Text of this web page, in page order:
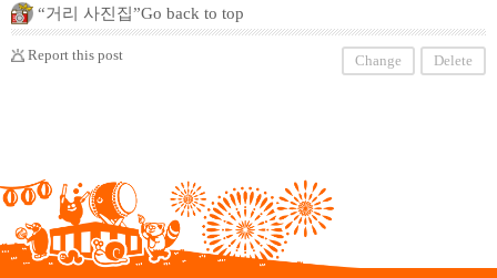
“거리 사진집”Go back to top
Report this post Change Delete